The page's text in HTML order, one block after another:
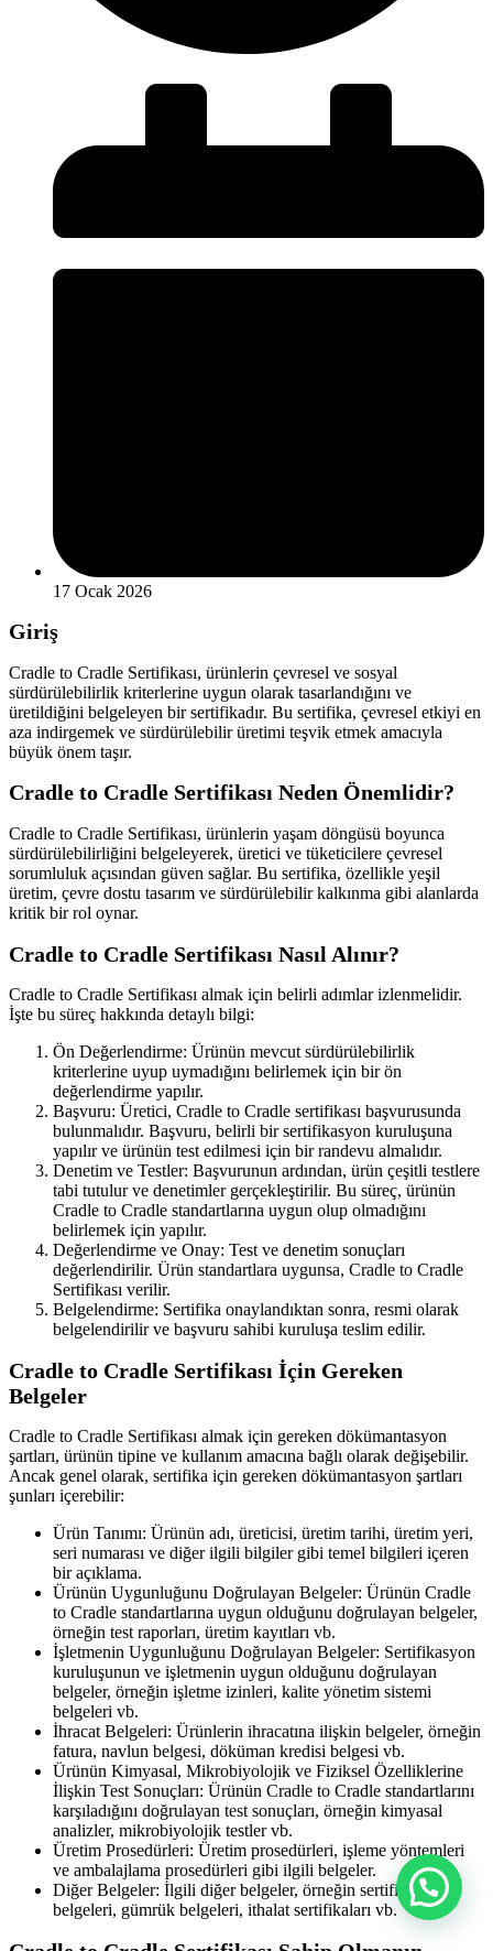
17 Ocak 2026
Giriş
Cradle to Cradle Sertifikası, ürünlerin çevresel ve sosyal
sürdürülebilirlik kriterlerine uygun olarak tasarlandığını ve
üretildiğini belgeleyen bir sertifikadır. Bu sertifika, çevresel etkiyi en
aza indirgemek ve sürdürülebilir üretimi teşvik etmek amacıyla
büyük önem taşır.
Cradle to Cradle Sertifikası Neden Önemlidir?
Cradle to Cradle Sertifikası, ürünlerin yaşam döngüsü boyunca
sürdürülebilirliğini belgeleyerek, üretici ve tüketicilere çevresel
sorumluluk açısından güven sağlar. Bu sertifika, özellikle yeşil
üretim, çevre dostu tasarım ve sürdürülebilir kalkınma gibi alanlarda
kritik bir rol oynar.
Cradle to Cradle Sertifikası Nasıl Alınır?
Cradle to Cradle Sertifikası almak için belirli adımlar izlenmelidir.
İşte bu süreç hakkında detaylı bilgi:
Ön Değerlendirme: Ürünün mevcut sürdürülebilirlik
kriterlerine uyup uymadığını belirlemek için bir ön
değerlendirme yapılır.
Başvuru: Üretici, Cradle to Cradle sertifikası başvurusunda
bulunmalıdır. Başvuru, belirli bir sertifikasyon kuruluşuna
yapılır ve ürünün test edilmesi için bir randevu almalıdır.
Denetim ve Testler: Başvurunun ardından, ürün çeşitli testlere
tabi tutulur ve denetimler gerçekleştirilir. Bu süreç, ürünün
Cradle to Cradle standartlarına uygun olup olmadığını
belirlemek için yapılır.
Değerlendirme ve Onay: Test ve denetim sonuçları
değerlendirilir. Ürün standartlara uygunsa, Cradle to Cradle
Sertifikası verilir.
Belgelendirme: Sertifika onaylandıktan sonra, resmi olarak
belgelendirilir ve başvuru sahibi kuruluşa teslim edilir.
Cradle to Cradle Sertifikası İçin Gereken
Belgeler
Cradle to Cradle Sertifikası almak için gereken dökümantasyon
şartları, ürünün tipine ve kullanım amacına bağlı olarak değişebilir.
Ancak genel olarak, sertifika için gereken dökümantasyon şartları
şunları içerebilir:
Ürün Tanımı: Ürünün adı, üreticisi, üretim tarihi, üretim yeri,
seri numarası ve diğer ilgili bilgiler gibi temel bilgileri içeren
bir açıklama.
Ürünün Uygunluğunu Doğrulayan Belgeler: Ürünün Cradle
to Cradle standartlarına uygun olduğunu doğrulayan belgeler,
örneğin test raporları, üretim kayıtları vb.
İşletmenin Uygunluğunu Doğrulayan Belgeler: Sertifikasyon
kuruluşunun ve işletmenin uygun olduğunu doğrulayan
belgeler, örneğin işletme izinleri, kalite yönetim sistemi
belgeleri vb.
İhracat Belgeleri: Ürünlerin ihracatına ilişkin belgeler, örneğin
fatura, navlun belgesi, döküman kredisi belgesi vb.
Ürünün Kimyasal, Mikrobiyolojik ve Fiziksel Özelliklerine
İlişkin Test Sonuçları: Ürünün Cradle to Cradle standartlarını
karşıladığını doğrulayan test sonuçları, örneğin kimyasal
analizler, mikrobiyolojik testler vb.
Üretim Prosedürleri: Üretim prosedürleri, işleme yöntemleri
ve ambalajlama prosedürleri gibi ilgili belgeler.
Diğer Belgeler: İlgili diğer belgeler, örneğin sertifikasyon
belgeleri, gümrük belgeleri, ithalat sertifikaları vb.